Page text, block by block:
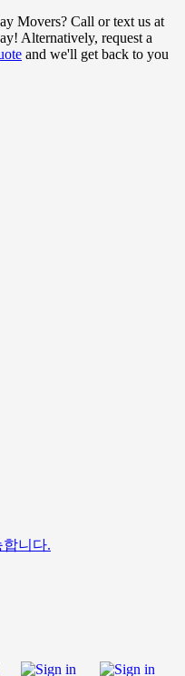
Movers? Call or text us at
Alternatively, request a
and we'll get back to you
니다.